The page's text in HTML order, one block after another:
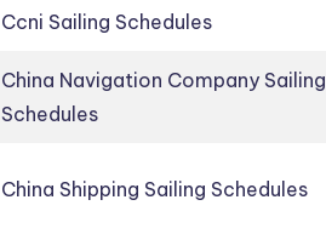
Ccni Sailing Schedules
China Navigation Company Sailing
Schedules
China Shipping Sailing Schedules